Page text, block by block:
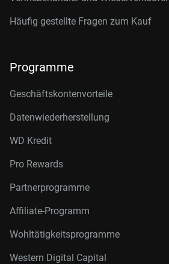
Häufig gestellte Fragen zum Kauf
Programme
Geschäftskontenvorteile
Datenwiederherstellung
WD Kredit
Pro Rewards
Partnerprogramme
Affiliate-Programm
Wohltätigkeitsprogramme
Western Digital Capital